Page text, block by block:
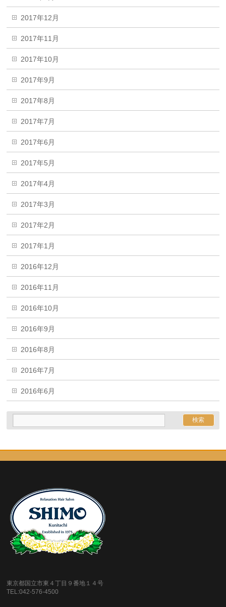
2017年12月
2017年11月
2017年10月
2017年9月
2017年8月
2017年7月
2017年6月
2017年5月
2017年4月
2017年3月
2017年2月
2017年1月
2016年12月
2016年11月
2016年10月
2016年9月
2016年8月
2016年7月
2016年6月
東京都国立市東４丁目９番地１４号
TEL:042-576-4500